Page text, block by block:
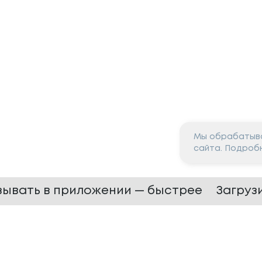
Мы
сайта.
в приложении — быстрее